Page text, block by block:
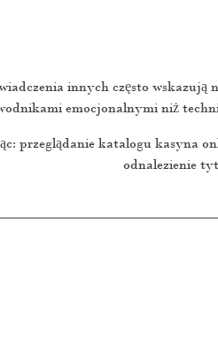
innych często wskazują
emocjonalnymi niż
przeglądanie katalogu kasyna
odnalezienie